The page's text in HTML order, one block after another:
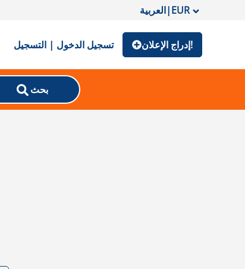
العربية|EUR
تسجيل الدخول | التسجيل إدراج الإعلان!
بحث